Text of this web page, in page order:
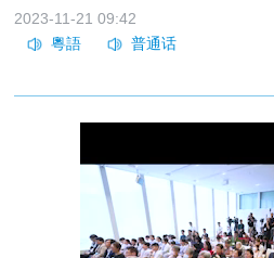
2023-11-21 09:42